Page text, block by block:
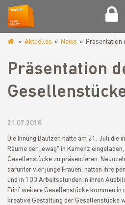
bautzen.de
Aktuelles News Präsentation
Präsentation
21.07.2018
Die Innung Bautzen hatte am 21. Juli die
Räume der „ewag“ in Kamenz
Gesellenstücke zu präsentieren.
darunter vier junge Frauen, hatten ihre
und in 100 Arbeitsstunden in ihren
Fünf weitere Gesellenstücke kommen in
kreative Gestaltung der Gesellenstücke